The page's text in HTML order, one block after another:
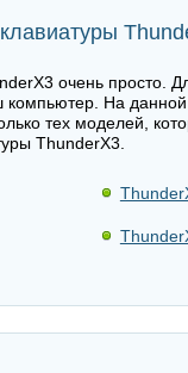
очень просто.
На
тех моделей,
ThunderX3.